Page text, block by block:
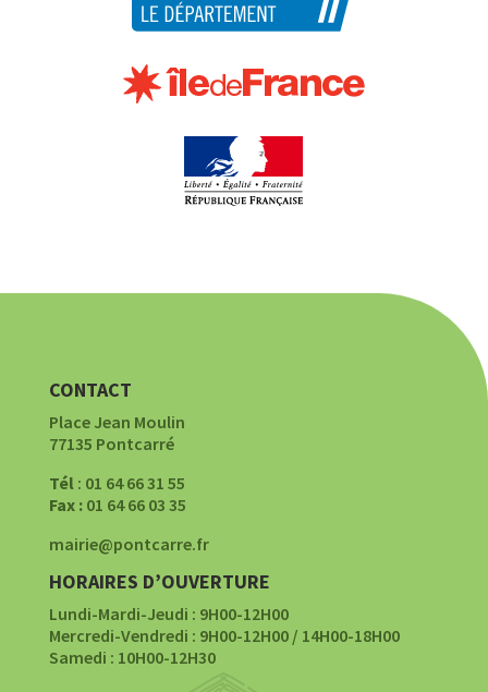
CONTACT
Place Jean Moulin
77135 Pontcarré
Tél: 01 64 66 31 55
Fax :01 64 66 03 35
mairie@pontcarre.fr
HORAIRES D’OUVERTURE
Lundi-Mardi-Jeudi : 9H00-12H00
Mercredi-Vendredi : 9H00-12H00 / 14H00-18H00
Samedi : 10H00-12H30